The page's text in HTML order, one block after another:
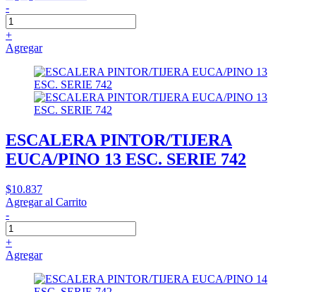
-
+
Agregar
ESCALERA PINTOR/TIJERA
EUCA/PINO 13 ESC. SERIE 742
$10.837
Agregar al Carrito
-
+
Agregar